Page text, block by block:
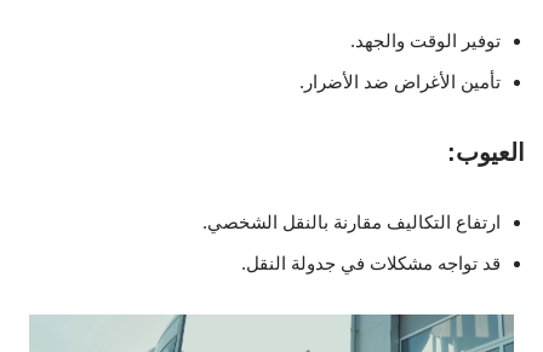
توفير الوقت والجهد.
تأمين الأغراض ضد الأضرار.
العيوب:
ارتفاع التكاليف مقارنة بالنقل الشخصي.
قد تواجه مشكلات في جدولة النقل.